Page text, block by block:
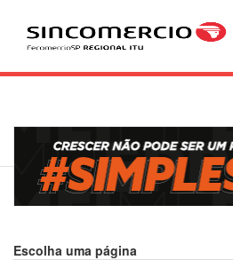
Escolha uma página